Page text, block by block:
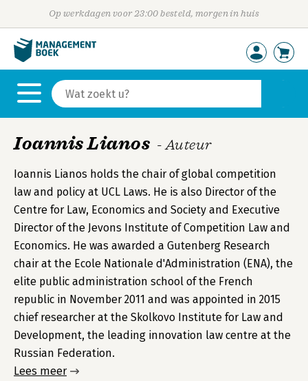
Op werkdagen voor 23:00 besteld, morgen in huis
Ioannis Lianos - Auteur
Ioannis Lianos holds the chair of global competition
law and policy at UCL Laws. He is also Director of the
Centre for Law, Economics and Society and Executive
Director of the Jevons Institute of Competition Law and
Economics. He was awarded a Gutenberg Research
chair at the Ecole Nationale d'Administration (ENA), the
elite public administration school of the French
republic in November 2011 and was appointed in 2015
chief researcher at the Skolkovo Institute for Law and
Development, the leading innovation law centre at the
Russian Federation.
Lees meer